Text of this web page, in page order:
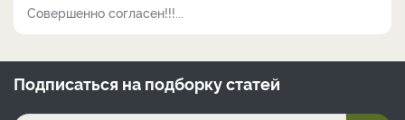
Совершенно согласен!!!...
Подписаться на подборку статей